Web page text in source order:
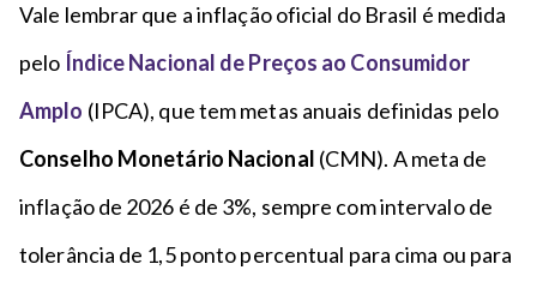
Vale lembrar que a inflação oficial do Brasil é medida
pelo Índice Nacional de Preços ao Consumidor
Amplo (IPCA), que tem metas anuais definidas pelo
Conselho Monetário Nacional (CMN). A meta de
inflação de 2026 é de 3%, sempre com intervalo de
tolerância de 1,5 ponto percentual para cima ou para